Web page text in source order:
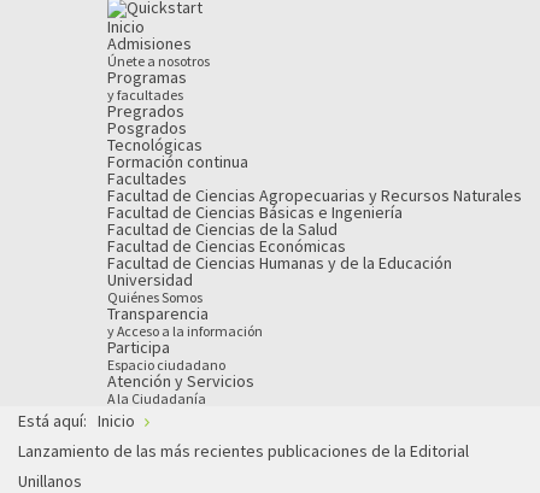
Inicio
Admisiones
Únete a nosotros
Programas
y facultades
Pregrados
Posgrados
Tecnológicas
Formación continua
Facultades
Facultad de Ciencias Agropecuarias y Recursos Naturales
Facultad de Ciencias Básicas e Ingeniería
Facultad de Ciencias de la Salud
Facultad de Ciencias Económicas
Facultad de Ciencias Humanas y de la Educación
Universidad
Quiénes Somos
Transparencia
y Acceso a la información
Participa
Espacio ciudadano
Atención y Servicios
A la Ciudadanía
Está aquí: Inicio
Lanzamiento de las más recientes publicaciones de la Editorial
Unillanos